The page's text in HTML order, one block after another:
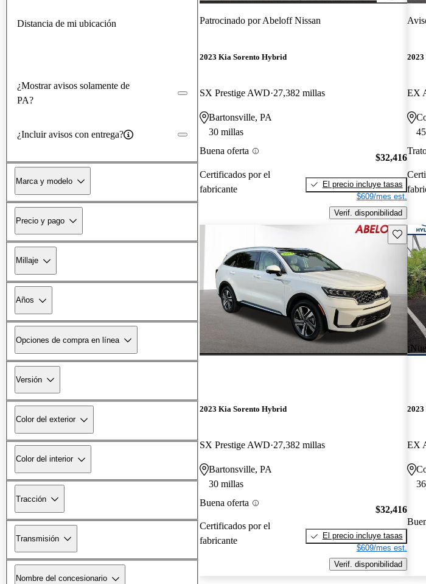
Distancia de mi ubicación
¿Mostrar avisos solamente de
PA?
¿Incluir avisos con entrega?
Marca y modelo
Precio y pago
Millaje
Años
Opciones de compra en línea
Versión
Color del exterior
Color del interior
Tracción
Transmisión
Nombre del concesionario
Patrocinado porAbeloff Nissan
2023 Kia Sorento Hybrid
SX Prestige AWD 27,382 millas
Bartonsville, PA
30 millas
Buena oferta
Certificados por el
fabricante
$32,416
El precio incluye tasas
$609/mes est.
Verif. disponibilidad
EX
Guarda
2023 Kia Sorento Hybrid
SX Prestige AWD 27,382 millas
Bartonsville, PA
30 millas
Buena oferta
Certificados por el
fabricante
$32,416
El precio incluye tasas
$609/mes est.
Verif. disponibilidad
EX